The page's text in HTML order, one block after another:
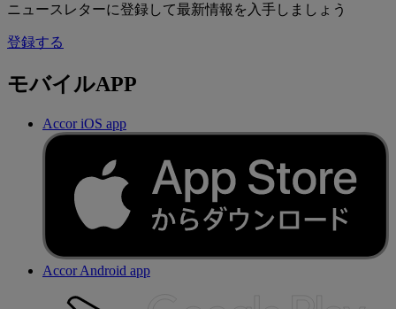
ニュースレターに登録して最新情報を入手しましょう
登録する
モバイルAPP
Accor iOS app
Accor Android app